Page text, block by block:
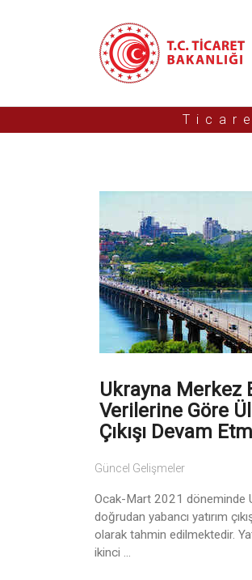
Ukrayna Merkez
Verilerine Göre
Çıkışı Devam
Güncel Gelişmeler
Ocak-Mart 2021 döneminde
doğrudan yabancı yatırım
olarak tahmin edilmektedir.
ikinci ...